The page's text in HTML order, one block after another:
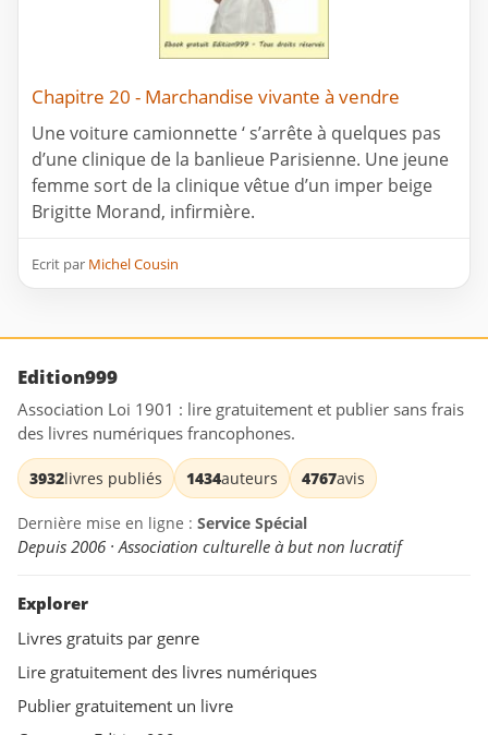
Chapitre 20 - Marchandise vivante à vendre
Une voiture camionnette ‘ s’arrête à quelques pas
d’une clinique de la banlieue Parisienne. Une jeune
femme sort de la clinique vêtue d’un imper beige
Brigitte Morand, infirmière.
Ecrit par Michel Cousin
Edition999
Association Loi 1901 : lire gratuitement et publier sans frais
des livres numériques francophones.
3932livres publiés 1434auteurs 4767avis
Dernière mise en ligne : Service Spécial
Depuis 2006 · Association culturelle à but non lucratif
Explorer
Livres gratuits par genre
Lire gratuitement des livres numériques
Publier gratuitement un livre